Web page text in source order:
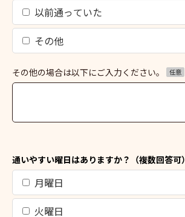
以前通っていた
その他
その他の場合は以下にご入力ください。 任意
通いやすい曜日はありますか？（複数回答可）
月曜日
火曜日